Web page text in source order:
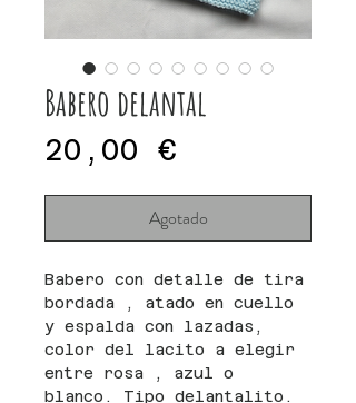
Babero delantal
20,00 €
Agotado
Babero con detalle de tira
bordada , atado en cuello
y espalda con lazadas,
color del lacito a elegir
entre rosa , azul o
blanco. Tipo delantalito.